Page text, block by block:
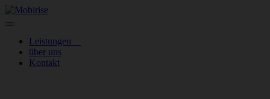
Leistungen
über uns
Kontakt